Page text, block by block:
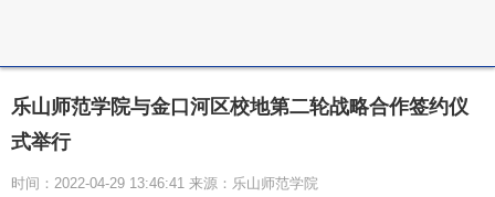
乐山师范学院与金口河区校地第二轮战略合作签约仪
式举行
时间：2022-04-29 13:46:41 来源：乐山师范学院